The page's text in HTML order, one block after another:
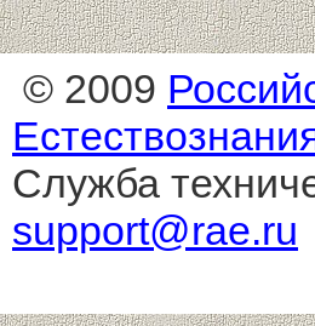
© 2009
Служба
support@rae.ru